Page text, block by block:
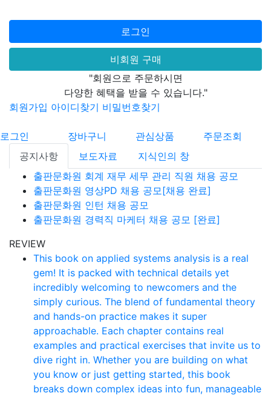
로그인
비회원 구매
"회원으로 주문하시면
다양한 혜택을 받을 수 있습니다."
회원가입 아이디찾기 비밀번호찾기
로그인 장바구니 관심상품
주문조회
공지사항
보도자료
지식인의 창
출판문화원 회계 재무 세무 관리 직원 채용 공모
출판문화원 영상PD 채용 공모[채용 완료]
출판문화원 인턴 채용 공모
출판문화원 경력직 마케터 채용 공모 [완료]
REVIEW
This book on applied systems analysis is a real
gem! It is packed with technical details yet
incredibly welcoming to newcomers and the
simply curious. The blend of fundamental theory
and hands-on practice makes it super
approachable. Each chapter contains real
examples and practical exercises that invite us to
dive right in. Whether you are building on what
you know or just getting started, this book
breaks down complex ideas into fun, manageable